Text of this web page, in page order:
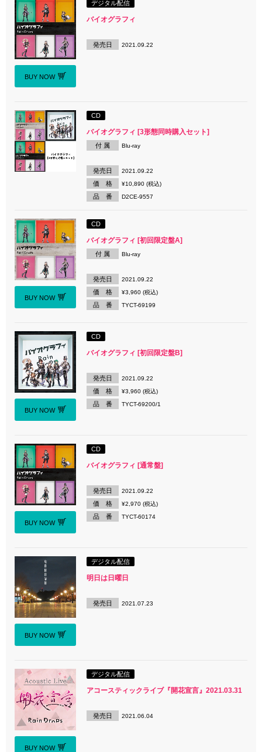
BUY NOW
デジタル配信
バイオグラフィ
発売日 2021.09.22
CD
バイオグラフィ [3形態同時購入セット]
付 属 Blu-ray
発売日 2021.09.22
価 格 ¥10,890 (税込)
品 番 D2CE-9557
BUY NOW
CD
バイオグラフィ [初回限定盤A]
付 属 Blu-ray
発売日 2021.09.22
価 格 ¥3,960 (税込)
品 番 TYCT-69199
BUY NOW
CD
バイオグラフィ [初回限定盤B]
発売日 2021.09.22
価 格 ¥3,960 (税込)
品 番 TYCT-69200/1
BUY NOW
CD
バイオグラフィ [通常盤]
発売日 2021.09.22
価 格 ¥2,970 (税込)
品 番 TYCT-60174
BUY NOW
デジタル配信
明日は日曜日
発売日 2021.07.23
BUY NOW
デジタル配信
アコースティックライブ『開花宣言』2021.03.31
発売日 2021.06.04